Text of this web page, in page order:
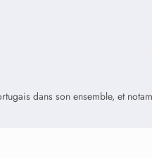
dans son ensemble, et